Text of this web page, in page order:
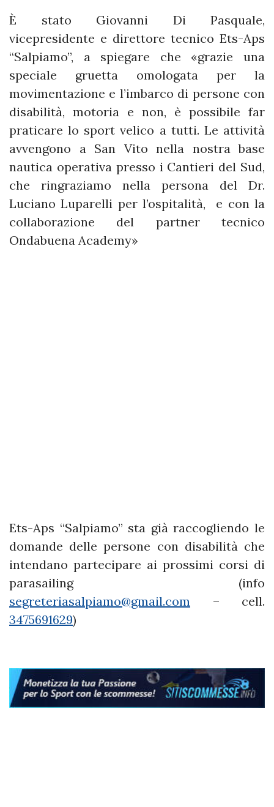
È stato Giovanni Di Pasquale,
vicepresidente e direttore tecnico Ets-Aps
“Salpiamo”, a spiegare che «grazie una
speciale gruetta omologata per la
movimentazione e l’imbarco di persone con
disabilità, motoria e non, è possibile far
praticare lo sport velico a tutti. Le attività
avvengono a San Vito nella nostra base
nautica operativa presso i Cantieri del Sud,
che ringraziamo nella persona del Dr.
Luciano Luparelli per l’ospitalità, e con la
collaborazione del partner tecnico
Ondabuena Academy»
Ets-Aps “Salpiamo” sta già raccogliendo le
domande delle persone con disabilità che
intendano partecipare ai prossimi corsi di
parasailing (info
segreteriasalpiamo@gmail.com – cell.
3475691629)